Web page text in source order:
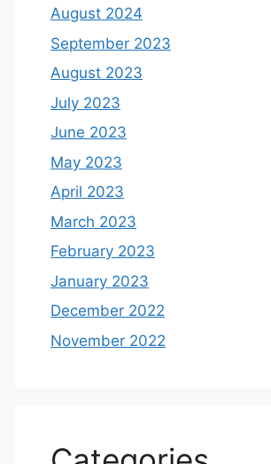
August 2024
September 2023
August 2023
July 2023
June 2023
May 2023
April 2023
March 2023
February 2023
January 2023
December 2022
November 2022